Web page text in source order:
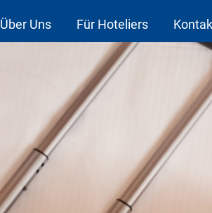
Über Uns Für Hoteliers